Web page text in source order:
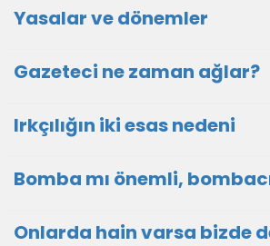
Yasalar ve dönemler
Gazeteci ne zaman ağlar?
Irkçılığın iki esas nedeni
Bomba mı önemli,
Onlarda hain varsa bizde